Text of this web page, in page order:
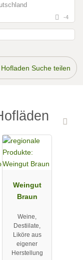
-4
Hofladen Suche teilen
Weingut
Braun
Weine,
Destiilate,
Liköre aus
eigener
Herstellung